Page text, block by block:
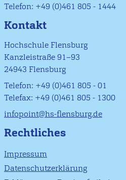
Telefon: +49 (0)461 805 - 1444
Kontakt
Hochschule Flensburg
Kanzleistraße 91–93
24943 Flensburg
Telefon: +49 (0)461 805 - 01
Telefax: +49 (0)461 805 - 1300
infopoint@hs-flensburg.de
Rechtliches
Impressum
Datenschutzerklärung